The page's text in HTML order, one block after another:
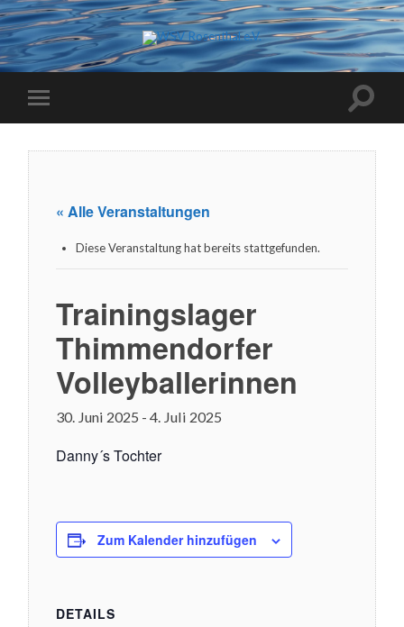
« Alle Veranstaltungen
Diese Veranstaltung hat bereits stattgefunden.
Trainingslager
Thimmendorfer
Volleyballerinnen
30. Juni 2025 -4. Juli 2025
Danny´s Tochter
Zum Kalender hinzufügen
DETAILS